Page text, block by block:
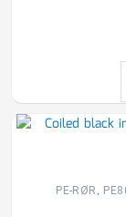
PE-RØR ,